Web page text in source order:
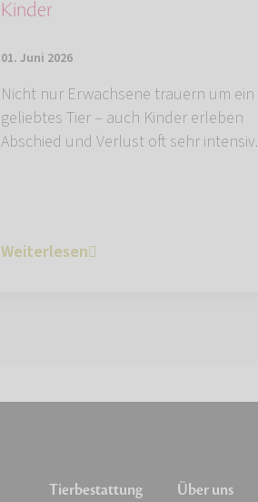
Kinder
01. Juni 2026
Nicht nur Erwachsene trauern um ein
geliebtes Tier – auch Kinder erleben
Abschied und Verlust oft sehr intensiv.
Weiterlesen
Tierbestattung Über uns